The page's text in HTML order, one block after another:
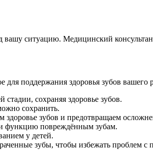
ситуацию. Медицинский
поддержания здоровья зубов
сохраняя здоровье зубов.
сохранить.
здоровье зубов и предотвращаем
функцию повреждённым зубам.
у детей.
зубы, чтобы избежать проблем с